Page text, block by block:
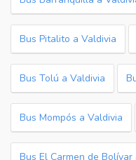
Bus Pitalito a Valdivia
Bus Tolú a Valdivia
Bus Mompós a Valdivia
Bus El Carmen de Bolívar